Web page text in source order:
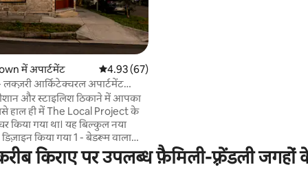
में अपार्टमेंट औसत रेटिंग 5 में से 4.93, 67 समीक्षाएँ
4.93 (67)
लक्ज़री आर्किटेक्चरल अपार्टमेंट
और स्टाइलिश ठिकाने में आपका
हाल ही में The Local Project के
गया था। यह बिल्कुल नया
किया गया 1 - बेडरूम वाला
सौंदर्यशास्त्र को बेहतरीन आराम
है, जो किसी प्राइम लोकेशन में
किराए पर उपलब्ध फ़ैमिली-फ़्रेंडली जगहों